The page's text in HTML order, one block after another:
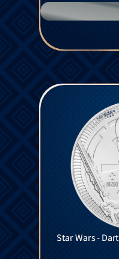
Star Wars -